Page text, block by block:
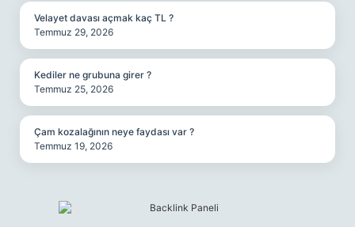
Velayet davası açmak kaç TL ?
Temmuz 29, 2026
Kediler ne grubuna girer ?
Temmuz 25, 2026
Çam kozalağının neye faydası var ?
Temmuz 19, 2026